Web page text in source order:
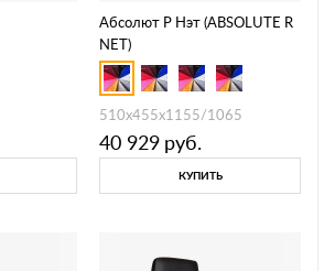
Абсолют Р Нэт (ABSOLUTE R
NET)
510х455х1155/1065
40 929 руб.
КУПИТЬ